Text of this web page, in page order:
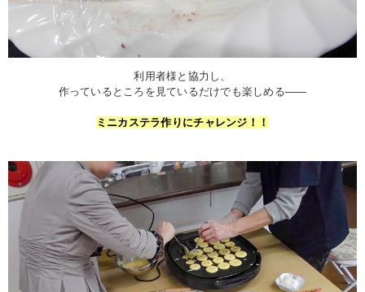
利用者様と協力し、
作っているところを見ているだけでも楽しめる――
ミニカステラ作りにチャレンジ！！